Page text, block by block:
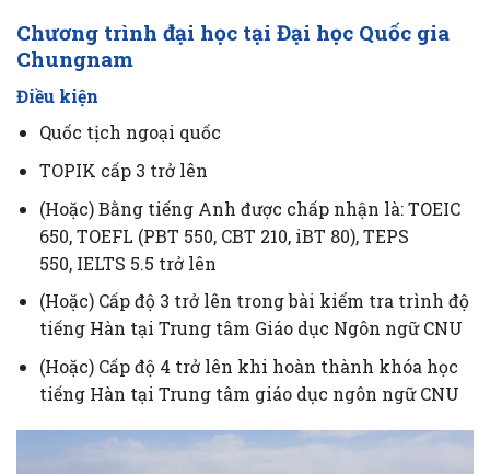
Chương trình đại học tại Đại học Quốc gia
Chungnam
Điều kiện
Quốc tịch ngoại quốc
TOPIK cấp 3 trở lên
(Hoặc) Bằng tiếng Anh được chấp nhận là: TOEIC
650, TOEFL (PBT 550, CBT 210, iBT 80), TEPS
550, IELTS 5.5 trở lên
(Hoặc) Cấp độ 3 trở lên trong bài kiểm tra trình độ
tiếng Hàn tại Trung tâm Giáo dục Ngôn ngữ CNU
(Hoặc) Cấp độ 4 trở lên khi hoàn thành khóa học
tiếng Hàn tại Trung tâm giáo dục ngôn ngữ CNU